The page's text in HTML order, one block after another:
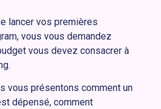
lancer vos premières
vous vous demandez
vous devez consacrer à
vous présentons comment un
dépensé, comment